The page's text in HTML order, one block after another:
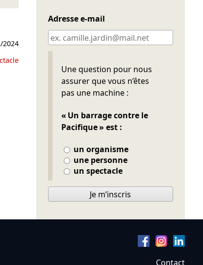
2024
Adresse e-mail
Une question pour nous
assurer que vous n’êtes
pas une machine :
« Un barrage contre le
Pacifique » est :
un organisme
une personne
un spectacle
Ne pas remplir
Je m’inscris
Contact